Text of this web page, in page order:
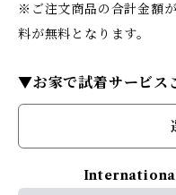
※ご注文商品の合計金額
料が無料となります。
▼お家で試着サービス